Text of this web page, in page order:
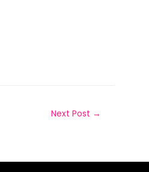
Next Post →